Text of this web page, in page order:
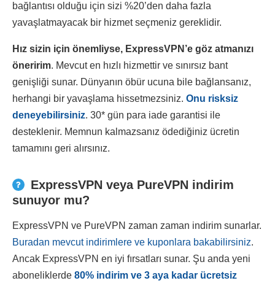
bağlantısı olduğu için sizi %20’den daha fazla
yavaşlatmayacak bir hizmet seçmeniz gereklidir.
Hız sizin için önemliyse, ExpressVPN’e göz atmanızı
öneririm. Mevcut en hızlı hizmettir ve sınırsız bant
genişliği sunar. Dünyanın öbür ucuna bile bağlansanız,
herhangi bir yavaşlama hissetmezsiniz. Onu risksiz
deneyebilirsiniz. 30* gün para iade garantisi ile
desteklenir. Memnun kalmazsanız ödediğiniz ücretin
tamamını geri alırsınız.
ExpressVPN veya PureVPN indirim
sunuyor mu?
ExpressVPN ve PureVPN zaman zaman indirim sunarlar.
Buradan mevcut indirimlere ve kuponlara bakabilirsiniz.
Ancak ExpressVPN en iyi fırsatları sunar. Şu anda yeni
aboneliklerde 80% indirim ve 3 aya kadar ücretsiz